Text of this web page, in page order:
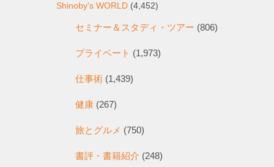
Shinoby's WORLD(4,452)
セミナー＆スタディ・ツアー (806)
プライベート (1,973)
仕事術(1,439)
健康(267)
旅とグルメ (750)
書評・書籍紹介 (248)